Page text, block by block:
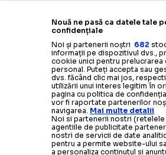
Nouă ne pasă ca datele tale
confidențiale
Noi și partenerii noștri 682
informații pe dispozitivul dvs.,
cookie unici pentru
personal. Puteți accepta sau
dvs. făcând clic mai jos,
utilizării unui interes legitim în
pagina cu politica de
vor fi raportate partenerilor
navigarea. Mai multe detalii
Noi si partenerii nostri (retelele
agentiile de publicitate
nostri de servicii de date
pentru a permite website-ului
a personaliza continutul si